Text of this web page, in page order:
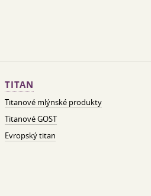
TITAN
Titanové mlýnské produkty
Titanové GOST
Evropský titan